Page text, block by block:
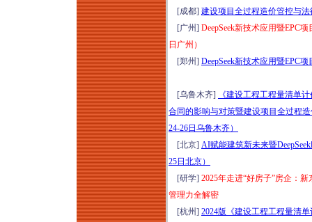
[成都] 建设项目全过程造价管控与
[广州] DeepSeek新技术应用暨EPC
日广州）
[郑州] DeepSeek新技术应用暨EPC
[乌鲁木齐]
《建设工程工程量清单
合同的影响与对策暨建设项目全过程
24-26日乌鲁木齐）
[北京] AI赋能建筑新未来暨
25日北京）
[研学] 2025年走进“好房子”房企：
管理力全解密
[杭州] 2024版《建设工程工程量清